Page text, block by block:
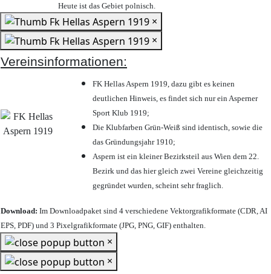
Heute ist das Gebiet polnisch.
×
×
Vereinsinformationen:
FK Hellas Aspern 1919, dazu gibt es keinen
deutlichen Hinweis, es findet sich nur ein Asperner
Sport Klub 1919;
Die Klubfarben Grün-Weiß sind identisch, sowie die
das Gründungsjahr 1910;
Aspern ist ein kleiner Bezirksteil aus Wien dem 22.
Bezirk und das hier gleich zwei Vereine gleichzeitig
gegründet wurden, scheint sehr fraglich.
Download: Im Downloadpaket sind 4 verschiedene Vektorgrafikformate (CDR, AI
EPS, PDF) und 3 Pixelgrafikformate (JPG, PNG, GIF) enthalten.
×
×